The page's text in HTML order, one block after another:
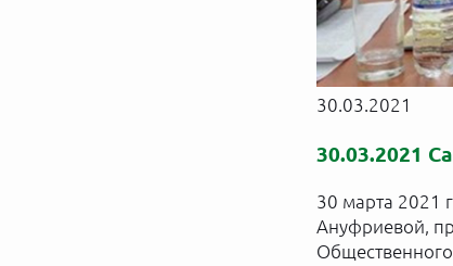
30.03.2021
30.03.2021
30 марта 2021
Ануфриевой,